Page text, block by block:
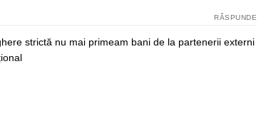
RĂSPUNDE
strictă nu mai primeam bani de la partenerii externi